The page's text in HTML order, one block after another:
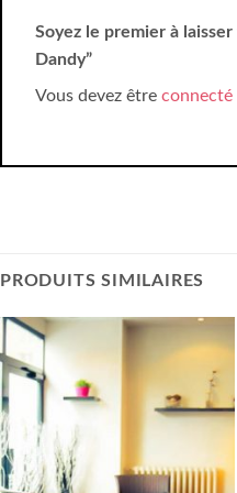
Soyez le premier à
Dandy”
Vous devez être connecté
PRODUITS SIMILAIRES